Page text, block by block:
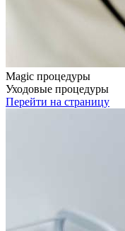
Magic процедуры
Уходовые процедуры
Перейти на страницу